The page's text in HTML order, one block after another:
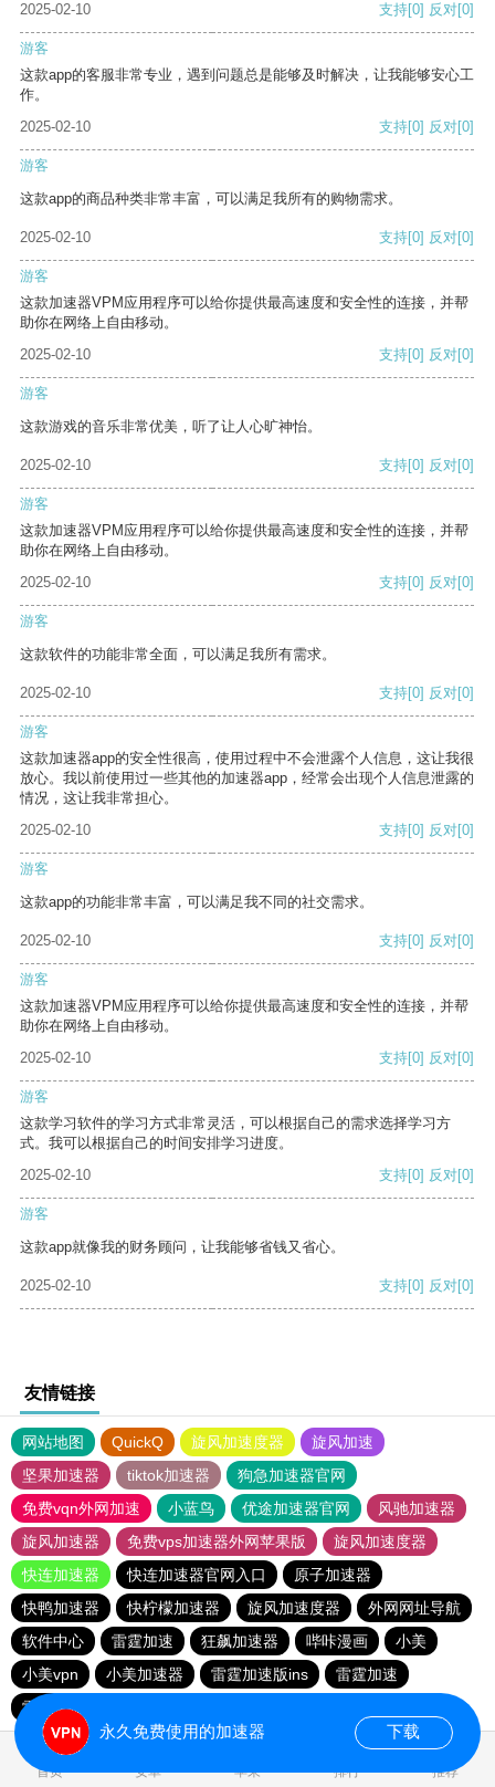
2025-02-10 支持[0] 反对[0]
游客
这款app的客服非常专业，遇到问题总是能够及时解决，让我能够安心工
作。
2025-02-10
支持[0] 反对[0]
游客
这款app的商品种类非常丰富，可以满足我所有的购物需求。
2025-02-10 支持[0] 反对[0]
游客
这款加速器VPM应用程序可以给你提供最高速度和安全性的连接，并帮
助你在网络上自由移动。
2025-02-10
支持[0] 反对[0]
游客
这款游戏的音乐非常优美，听了让人心旷神怡。
2025-02-10 支持[0] 反对[0]
游客
这款加速器VPM应用程序可以给你提供最高速度和安全性的连接，并帮
助你在网络上自由移动。
2025-02-10
支持[0] 反对[0]
游客
这款软件的功能非常全面，可以满足我所有需求。
2025-02-10 支持[0] 反对[0]
游客
这款加速器app的安全性很高，使用过程中不会泄露个人信息，这让我很
放心。我以前使用过一些其他的加速器app，经常会出现个人信息泄露的
情况，这让我非常担心。
2025-02-10
支持[0] 反对[0]
游客
这款app的功能非常丰富，可以满足我不同的社交需求。
2025-02-10 支持[0] 反对[0]
游客
这款加速器VPM应用程序可以给你提供最高速度和安全性的连接，并帮
助你在网络上自由移动。
2025-02-10
支持[0] 反对[0]
游客
这款学习软件的学习方式非常灵活，可以根据自己的需求选择学习方
式。我可以根据自己的时间安排学习进度。
2025-02-10
支持[0] 反对[0]
游客
这款app就像我的财务顾问，让我能够省钱又省心。
2025-02-10 支持[0] 反对[0]
友情链接
网站地图 QuickQ 旋风加速度器
旋风加速
坚果加速器
tiktok加速器
狗急加速器官网
免费vqn外网加速
小蓝鸟 优途加速器官网
风驰加速器
旋风加速器
免费vps加速器外网苹果版
旋风加速度器
快连加速器
快连加速器官网入口
原子加速器
快鸭加速器
快柠檬加速器 旋风加速度器
外网网址导航
软件中心
雷霆加速 狂飙加速器 哔咔漫画
小美
小美vpn
小美加速器 雷霆加速版ins
雷霆加速
雷霆加速下载
首页 安卓 苹果 排行 推荐
永久免费使用的加速器 下载